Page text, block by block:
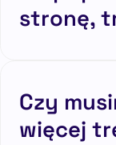
stronę,
Czy
więcej